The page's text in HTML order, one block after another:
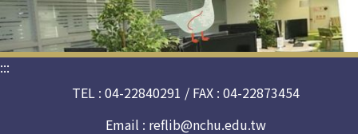
:::
TEL : 04-22840291 / FAX : 04-22873454
Email : reflib@nchu.edu.tw